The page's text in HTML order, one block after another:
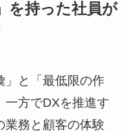
を持った社員が
」と「最低限の作
一方でDXを推進す
業務と顧客の体験